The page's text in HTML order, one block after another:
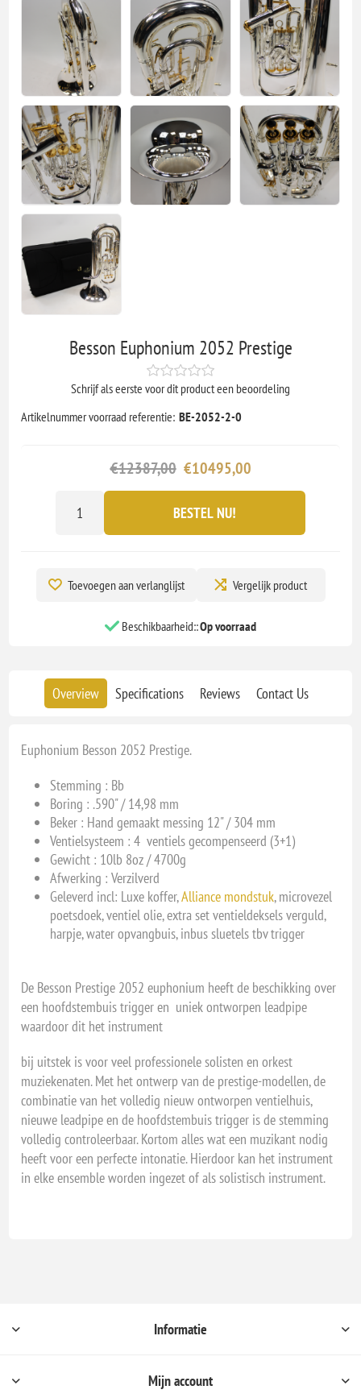
Besson Euphonium 2052 Prestige
Schrijf als eerste voor dit product een beoordeling
Artikelnummer voorraad referentie: BE-2052-2-0
€12387,00 €10495,00
BESTEL NU!
Toevoegen aan verlanglijst Vergelijk product
Beschikbaarheid::Op voorraad
Overview Specifications Reviews Contact Us
Euphonium Besson 2052 Prestige.
Stemming : Bb
Boring : .590" / 14,98 mm
Beker : Hand gemaakt messing 12" / 304 mm
Ventielsysteem :4 ventiels gecompenseerd (3+1)
Gewicht : 10lb 8oz / 4700g
Afwerking : Verzilverd
Geleverd incl: Luxe koffer,Alliance mondstuk, microvezel
poetsdoek, ventiel olie, extra set ventieldeksels verguld,
harpje, water opvangbuis, inbus sluetels tbv trigger
De Besson Prestige 2052 euphonium heeft de beschikking over
een hoofdstembuis trigger en uniek ontworpen leadpipe
waardoor dit het instrument
bij uitstek is voor veel professionele solisten en orkest
muziekenaten. Met het ontwerp van de prestige-modellen, de
combinatie van het volledig nieuw ontworpen ventielhuis,
nieuwe leadpipe en de hoofdstembuis trigger is de stemming
volledig controleerbaar. Kortom alles wat een muzikant nodig
heeft voor een perfecte intonatie. Hierdoor kan het instrument
in elke ensemble worden ingezet of als solistisch instrument.
Informatie
Mijn account